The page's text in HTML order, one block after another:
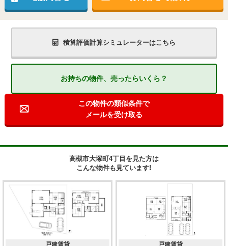
積算評価計算シミュレーターはこちら
お持ちの物件、売ったらいくら？
この物件の類似条件で
メールを受け取る
高槻市大塚町4丁目を見た方は
こんな物件も見ています!
戸建賃貸 戸建賃貸